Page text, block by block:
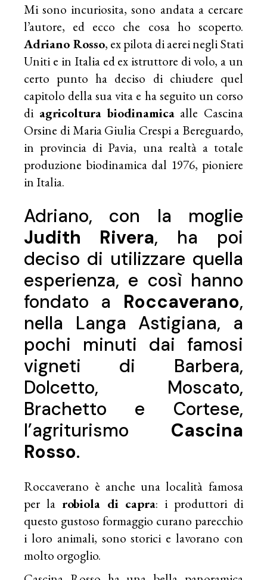
Mi sono incuriosita, sono andata a cercare
l’autore, ed ecco che cosa ho scoperto.
Adriano Rosso, ex pilota di aerei negli Stati
Uniti e in Italia ed ex istruttore di volo, a un
certo punto ha deciso di chiudere quel
capitolo della sua vita e ha seguito un corso
di agricoltura biodinamica alle Cascina
Orsine di Maria Giulia Crespi a Bereguardo,
in provincia di Pavia, una realtà a totale
produzione biodinamica dal 1976, pioniere
in Italia.
Adriano, con la moglie
Judith Rivera, ha poi
deciso di utilizzare quella
esperienza, e così hanno
fondato a Roccaverano,
nella Langa Astigiana, a
pochi minuti dai famosi
vigneti di Barbera,
Dolcetto, Moscato,
Brachetto e Cortese,
l’agriturismo Cascina
Rosso.
Roccaverano è anche una località famosa
per la robiola di capra: i produttori di
questo gustoso formaggio curano parecchio
i loro animali, sono storici e lavorano con
molto orgoglio.